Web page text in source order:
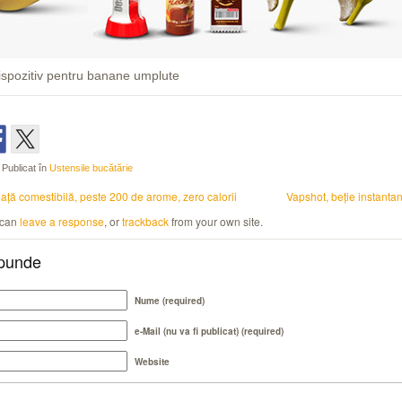
pentru banane umplute
Publicat în Ustensile bucătărie
comestibilă, peste 200 de arome, zero calorii Vapshot, beţie
leave a response, ortrackbackfrom your own site.
Nume (required)
e-Mail (nu va fi publicat) (required)
Website